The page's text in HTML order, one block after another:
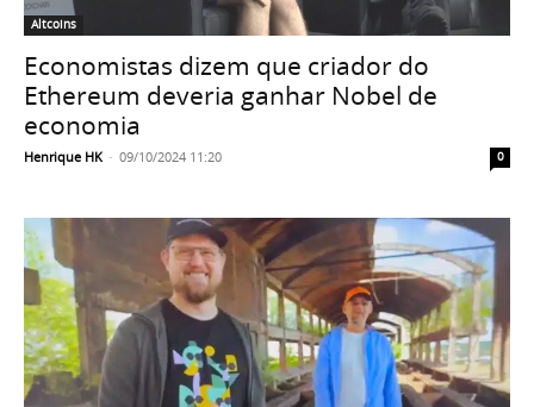
Altcoins
Economistas dizem que criador do
Ethereum deveria ganhar Nobel de
economia
Henrique HK - 09/10/2024 11:20 0